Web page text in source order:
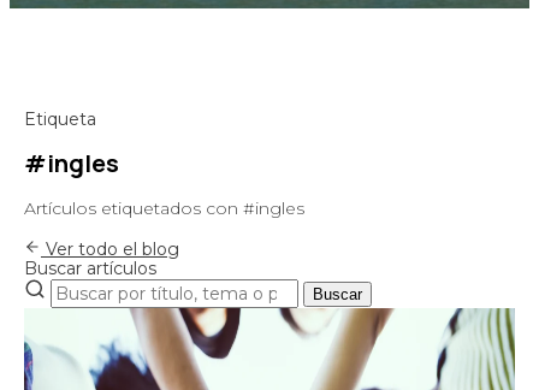
Etiqueta
#ingles
Artículos etiquetados con #ingles
Ver todo el blog
Buscar artículos
Buscar